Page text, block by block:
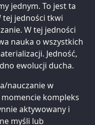
jednym. To jest ta
tej jedności tkwi
W tej jedności
nauka o wszystkich
Jedność,
ewolucji ducha.
nauczanie w
momencie kompleks
aktywowany i
myśli lub